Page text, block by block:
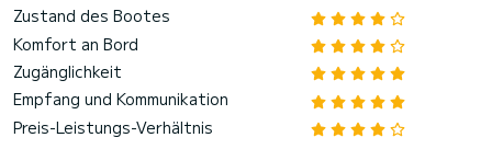
Zustand des Bootes
Komfort an Bord
Zugänglichkeit
Empfang und Kommunikation
Preis-Leistungs-Verhältnis